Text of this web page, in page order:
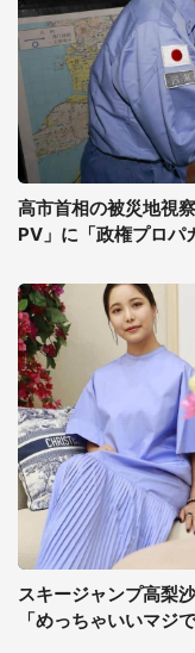
高市首相の被災地視
PV」に「政権プロパ
スキージャンプ高梨
「めっちゃいいマジ